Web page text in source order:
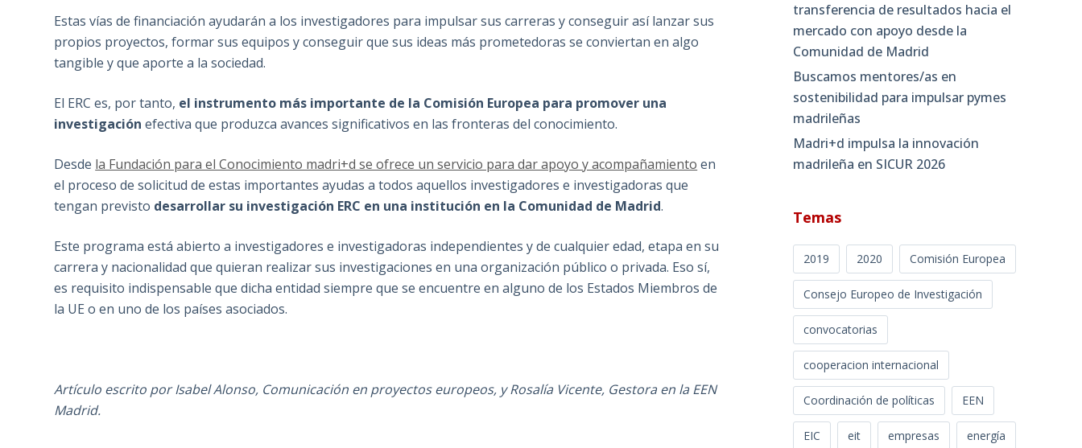
Estas vías de financiación ayudarán a los investigadores para impulsar sus carreras y conseguir así lanzar sus
propios proyectos, formar sus equipos y conseguir que sus ideas más prometedoras se conviertan en algo
tangible y que aporte a la sociedad.
El ERC es, por tanto, el instrumento más importante de la Comisión Europea para promover una
investigación efectiva que produzca avances significativos en las fronteras del conocimiento.
Desde la Fundación para el Conocimiento madri+d se ofrece un servicio para dar apoyo y acompañamiento en
el proceso de solicitud de estas importantes ayudas a todos aquellos investigadores e investigadoras que
tengan previsto desarrollar su investigación ERC en una institución en la Comunidad de Madrid.
Este programa está abierto a investigadores e investigadoras independientes y de cualquier edad, etapa en su
carrera y nacionalidad que quieran realizar sus investigaciones en una organización público o privada. Eso sí,
es requisito indispensable que dicha entidad siempre que se encuentre en alguno de los Estados Miembros de
la UE o en uno de los países asociados.
Artículo escrito por Isabel Alonso, Comunicación en proyectos europeos, y Rosalía Vicente, Gestora en la EEN
Madrid.
transferencia de resultados hacia el
mercado con apoyo desde la
Comunidad de Madrid
Buscamos mentores/as en
sostenibilidad para impulsar pymes
madrileñas
Madri+d impulsa la innovación
madrileña en SICUR 2026
Temas
2019 2020 Comisión Europea
Consejo Europeo de Investigación
convocatorias
cooperacion internacional
Coordinación de políticas EEN
EIC eit empresas energía